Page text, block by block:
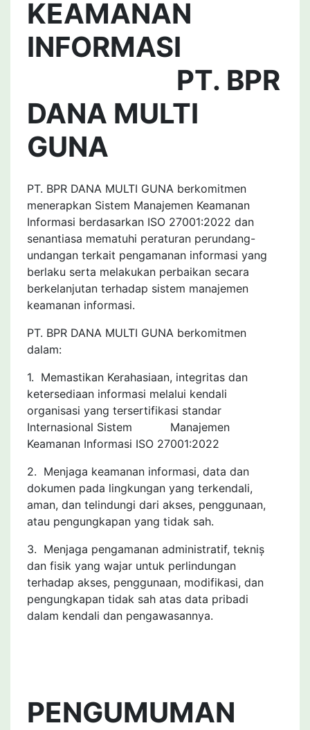
KEAMANAN
INFORMASI
PT. BPR
DANA MULTI
GUNA
PT. BPR DANA MULTI GUNA berkomitmen
menerapkan Sistem Manajemen Keamanan
Informasi berdasarkan ISO 27001:2022 dan
senantiasa mematuhi peraturan perundang-
undangan terkait pengamanan informasi yang
berlaku serta melakukan perbaikan secara
berkelanjutan terhadap sistem manajemen
keamanan informasi.
PT. BPR DANA MULTI GUNA berkomitmen
dalam:
1. Memastikan Kerahasiaan, integritas dan
ketersediaan informasi melalui kendali
organisasi yang tersertifikasi standar
Internasional Sistem Manajemen
Keamanan Informasi ISO 27001:2022
2. Menjaga keamanan informasi, data dan
dokumen pada lingkungan yang terkendali,
aman, dan telindungi dari akses, penggunaan,
atau pengungkapan yang tidak sah.
3. Menjaga pengamanan administratif, tekniș
dan fisik yang wajar untuk perlindungan
terhadap akses, penggunaan, modifikasi, dan
pengungkapan tidak sah atas data pribadi
dalam kendali dan pengawasannya.
PENGUMUMAN